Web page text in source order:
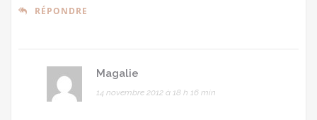
RÉPONDRE
Magalie
14 novembre 2012 à 18 h 16 min